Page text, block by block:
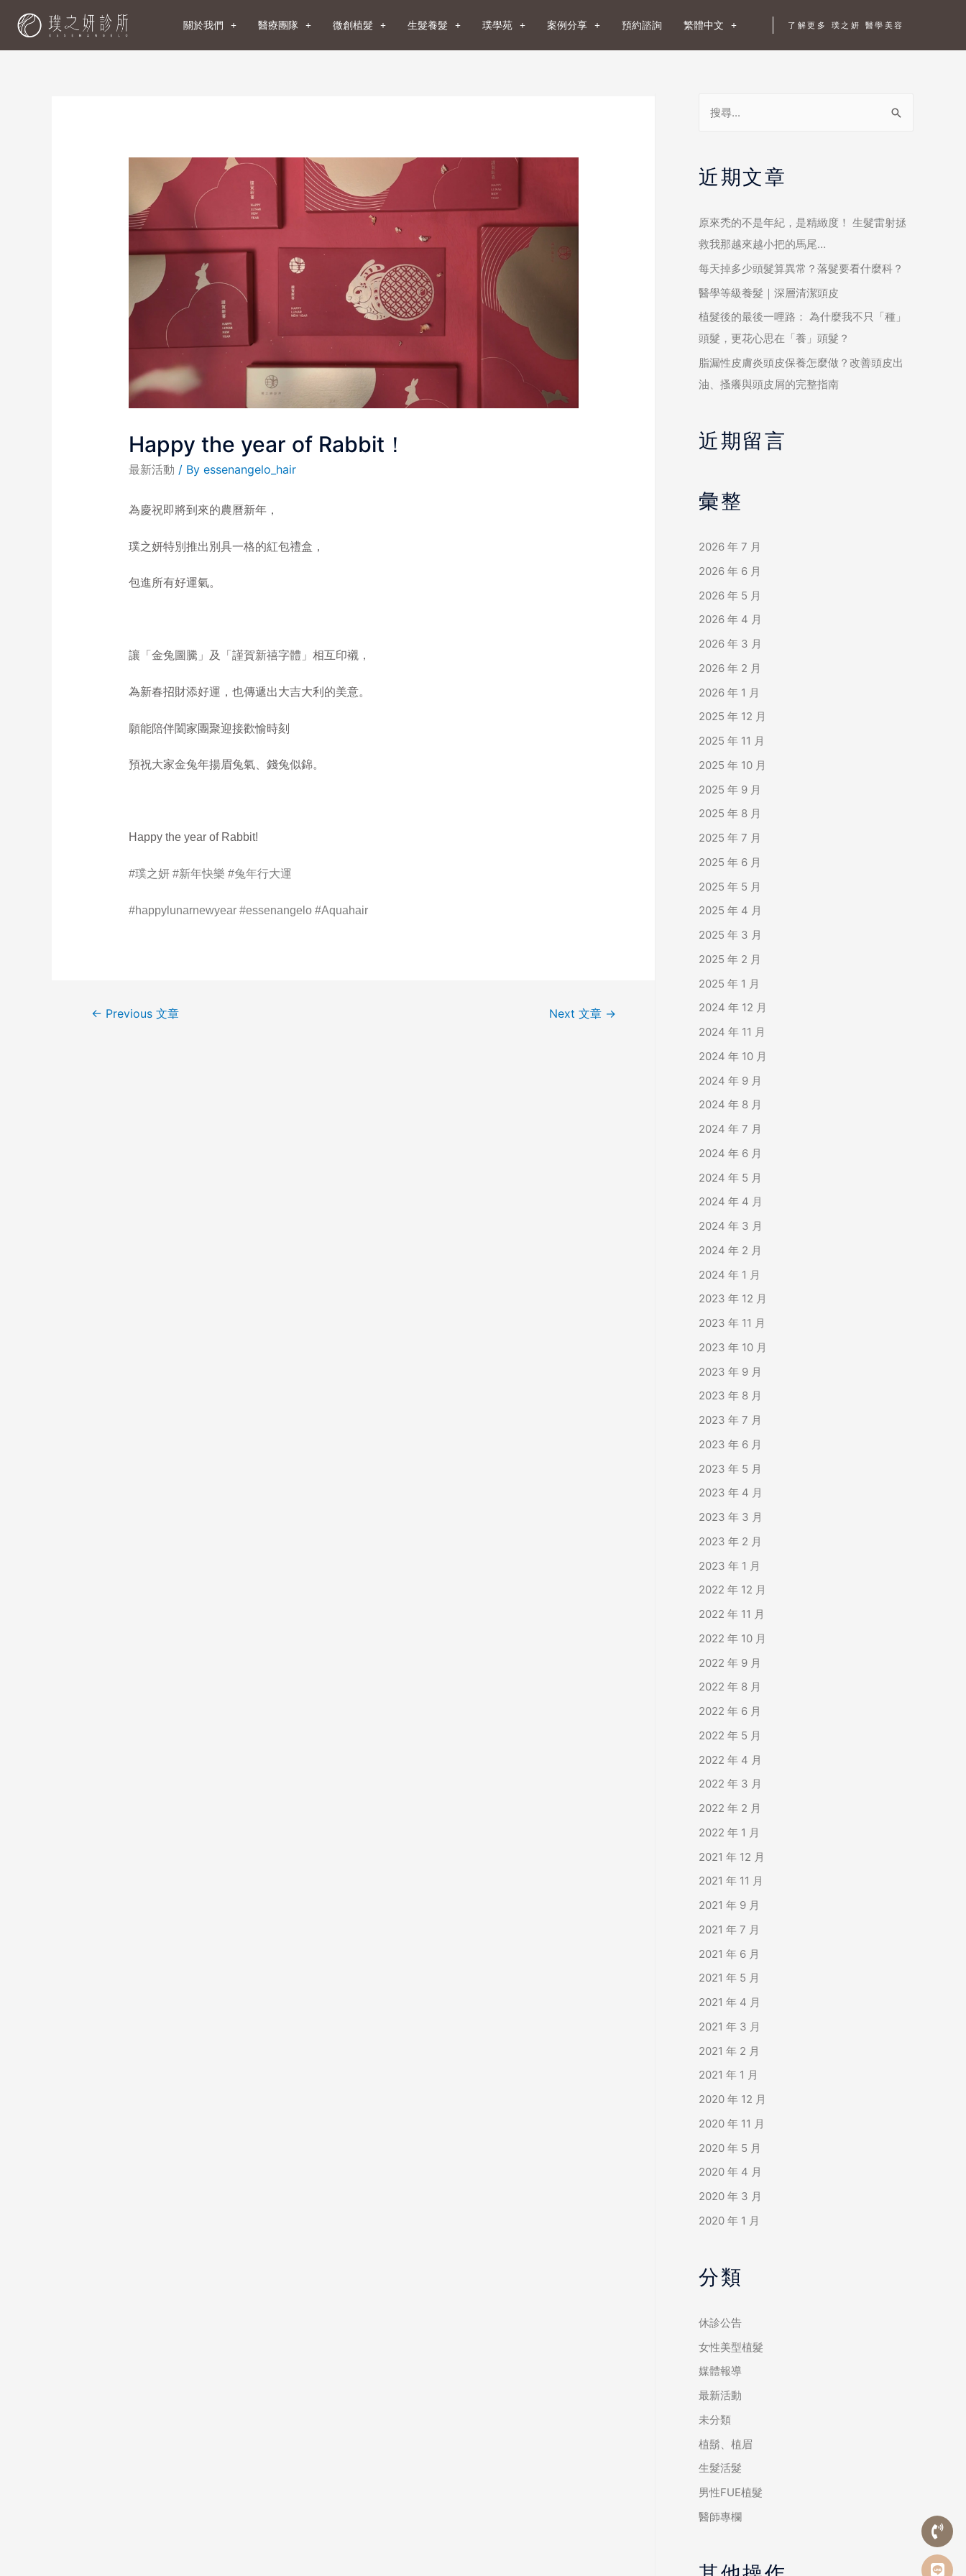
關於我們 醫療團隊 微創植髮 生髮養髮 璞學苑 案例分享 預約諮詢 繁體中文 了解更多 璞之妍 醫學美容
Happy the year of Rabbit！
最新活動 / By essenangelo_hair
為慶祝即將到來的農曆新年，
璞之妍特別推出別具一格的紅包禮盒，
包進所有好運氣。
讓「金兔圖騰」及「謹賀新禧字體」相互印襯，
為新春招財添好運，也傳遞出大吉大利的美意。
願能陪伴闔家團聚迎接歡愉時刻
預祝大家金兔年揚眉兔氣、錢兔似錦。
Happy the year of Rabbit!
#璞之妍 #新年快樂 #兔年行大運
#happylunarnewyear #essenangelo #Aquahair
← Previous 文章 Next 文章 →
近期文章
原來禿的不是年紀，是精緻度！ 生髮雷射拯
救我那越來越小把的馬尾…
每天掉多少頭髮算異常？落髮要看什麼科？
醫學等級養髮｜深層清潔頭皮
植髮後的最後一哩路： 為什麼我不只「種」
頭髮，更花心思在「養」頭髮？
脂漏性皮膚炎頭皮保養怎麼做？改善頭皮出
油、搔癢與頭皮屑的完整指南
近期留言
彙整
2026 年 7 月
2026 年 6 月
2026 年 5 月
2026 年 4 月
2026 年 3 月
2026 年 2 月
2026 年 1 月
2025 年 12 月
2025 年 11 月
2025 年 10 月
2025 年 9 月
2025 年 8 月
2025 年 7 月
2025 年 6 月
2025 年 5 月
2025 年 4 月
2025 年 3 月
2025 年 2 月
2025 年 1 月
2024 年 12 月
2024 年 11 月
2024 年 10 月
2024 年 9 月
2024 年 8 月
2024 年 7 月
2024 年 6 月
2024 年 5 月
2024 年 4 月
2024 年 3 月
2024 年 2 月
2024 年 1 月
2023 年 12 月
2023 年 11 月
2023 年 10 月
2023 年 9 月
2023 年 8 月
2023 年 7 月
2023 年 6 月
2023 年 5 月
2023 年 4 月
2023 年 3 月
2023 年 2 月
2023 年 1 月
2022 年 12 月
2022 年 11 月
2022 年 10 月
2022 年 9 月
2022 年 8 月
2022 年 6 月
2022 年 5 月
2022 年 4 月
2022 年 3 月
2022 年 2 月
2022 年 1 月
2021 年 12 月
2021 年 11 月
2021 年 9 月
2021 年 7 月
2021 年 6 月
2021 年 5 月
2021 年 4 月
2021 年 3 月
2021 年 2 月
2021 年 1 月
2020 年 12 月
2020 年 11 月
2020 年 5 月
2020 年 4 月
2020 年 3 月
2020 年 1 月
分類
休診公告
女性美型植髮
媒體報導
最新活動
未分類
植鬍、植眉
生髮活髮
男性FUE植髮
醫師專欄